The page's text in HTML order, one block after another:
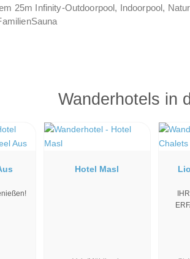
25m Infinity-Outdoorpool, Indoorpool,
Wanderhotels in
Hotel Masl